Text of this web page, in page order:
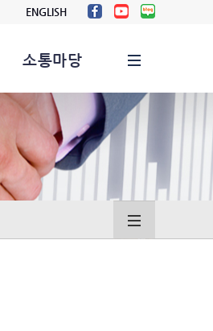
ENGLISH
소통마당